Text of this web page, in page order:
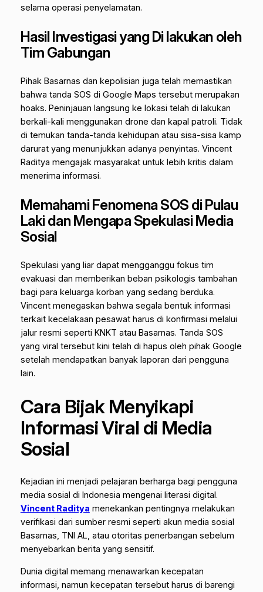
selama operasi penyelamatan.
Hasil Investigasi yang Di lakukan oleh
Tim Gabungan
Pihak Basarnas dan kepolisian juga telah memastikan
bahwa tanda SOS di Google Maps tersebut merupakan
hoaks. Peninjauan langsung ke lokasi telah di lakukan
berkali-kali menggunakan drone dan kapal patroli. Tidak
di temukan tanda-tanda kehidupan atau sisa-sisa kamp
darurat yang menunjukkan adanya penyintas. Vincent
Raditya mengajak masyarakat untuk lebih kritis dalam
menerima informasi.
Memahami Fenomena SOS di Pulau
Laki dan Mengapa Spekulasi Media
Sosial
Spekulasi yang liar dapat mengganggu fokus tim
evakuasi dan memberikan beban psikologis tambahan
bagi para keluarga korban yang sedang berduka.
Vincent menegaskan bahwa segala bentuk informasi
terkait kecelakaan pesawat harus di konfirmasi melalui
jalur resmi seperti KNKT atau Basarnas. Tanda SOS
yang viral tersebut kini telah di hapus oleh pihak Google
setelah mendapatkan banyak laporan dari pengguna
lain.
Cara Bijak Menyikapi
Informasi Viral di Media
Sosial
Kejadian ini menjadi pelajaran berharga bagi pengguna
media sosial di Indonesia mengenai literasi digital.
Vincent Raditya menekankan pentingnya melakukan
verifikasi dari sumber resmi seperti akun media sosial
Basarnas, TNI AL, atau otoritas penerbangan sebelum
menyebarkan berita yang sensitif.
Dunia digital memang menawarkan kecepatan
informasi, namun kecepatan tersebut harus di barengi